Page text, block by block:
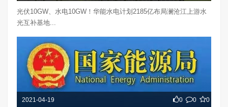
光伏10GW、水电10GW！华能水电计划2185亿布局澜沧江上游水
光互补基地...
2021-04-19 0 0 0